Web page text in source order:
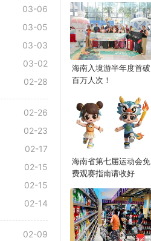
03-06
03-05
03-03
03-02
02-28
02-26
02-23
02-17
02-15
02-15
02-14
02-09
海南入境游半年度首破
百万人次！
海南省第七届运动会免
费观赛指南请收好